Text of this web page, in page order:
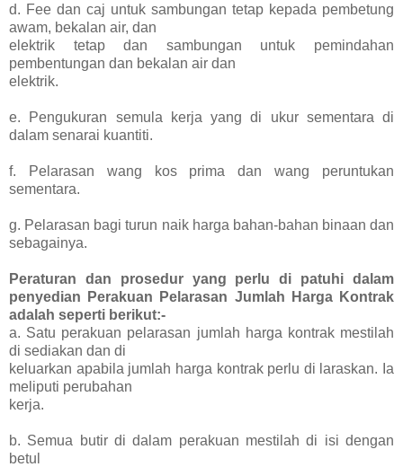
d. Fee dan caj untuk sambungan tetap kepada pembetung
awam, bekalan air, dan
elektrik tetap dan sambungan untuk pemindahan
pembentungan dan bekalan air dan
elektrik.
e. Pengukuran semula kerja yang di ukur sementara di
dalam senarai kuantiti.
f. Pelarasan wang kos prima dan wang peruntukan
sementara.
g. Pelarasan bagi turun naik harga bahan-bahan binaan dan
sebagainya.
Peraturan dan prosedur yang perlu di patuhi dalam
penyedian Perakuan Pelarasan Jumlah Harga Kontrak
adalah seperti berikut:-
a. Satu perakuan pelarasan jumlah harga kontrak mestilah
di sediakan dan di
keluarkan apabila jumlah harga kontrak perlu di laraskan. Ia
meliputi perubahan
kerja.
b. Semua butir di dalam perakuan mestilah di isi dengan
betul